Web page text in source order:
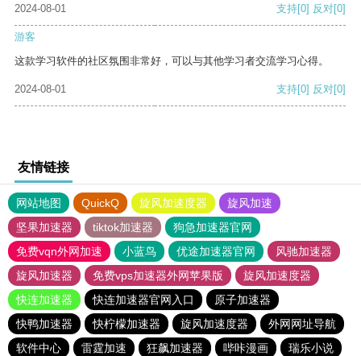
2024-08-01
支持[0] 反对[0]
游客
这款学习软件的社区氛围非常好，可以与其他学习者交流学习心得。
2024-08-01 支持[0] 反对[0]
友情链接
网站地图 QuickQ 旋风加速度器
旋风加速
坚果加速器
tiktok加速器
狗急加速器官网
免费vqn外网加速
小蓝鸟 优途加速器官网
风驰加速器
旋风加速器
免费vps加速器外网苹果版
旋风加速度器
快连加速器
快连加速器官网入口
原子加速器
快鸭加速器
快柠檬加速器 旋风加速度器
外网网址导航
软件中心
雷霆加速 狂飙加速器 哔咔漫画
瑞乐小说